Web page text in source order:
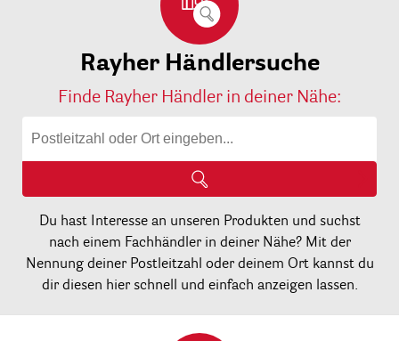
Rayher Händlersuche
Finde Rayher Händler in deiner Nähe:
Du hast Interesse an unseren Produkten und suchst
nach einem Fachhändler in deiner Nähe? Mit der
Nennung deiner Postleitzahl oder deinem Ort kannst du
dir diesen hier schnell und einfach anzeigen lassen.